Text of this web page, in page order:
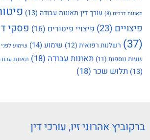
תאונות דרכים (8) עורך דין תאונות עבודה (13)
פיצויים (23) פיצויי פיטורים (16) פסקי
(37)
רשלנות רפואית (12) שימוע(14) שימוע לפני
שעות נוספות (11) תאונות עבודה (18) תאונת
(13)
תלוש שכר (18)
ברקוביץ אהרוני זיו, עורכי דין